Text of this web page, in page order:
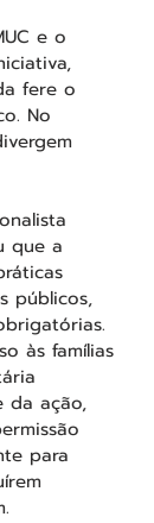
e o
fere o
No
que a
públicos,
às famílias
da ação,
para